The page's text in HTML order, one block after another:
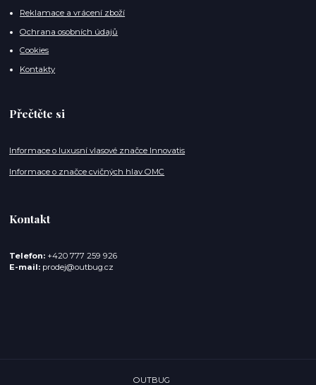
Reklamace a vrácení zboží
Ochrana osobních údajů
Cookies
Kontakty
Přečtěte si
Informace o luxusní vlasové značce Innovatis
Informace o značce cvičných hlav OMC
Kontakt
Telefon: +420 777 259 926
E-mail: prodej@outbug.cz
OUTBUG